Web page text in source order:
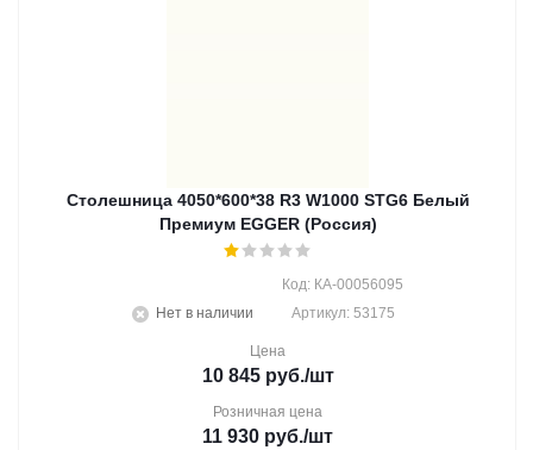
Столешница 4050*600*38 R3 W1000 STG6 Белый
Премиум EGGER (Россия)
Нет в наличии
Код: КА-00056095
Артикул: 53175
Цена
10 845руб./шт
Розничная цена
11 930 руб./шт